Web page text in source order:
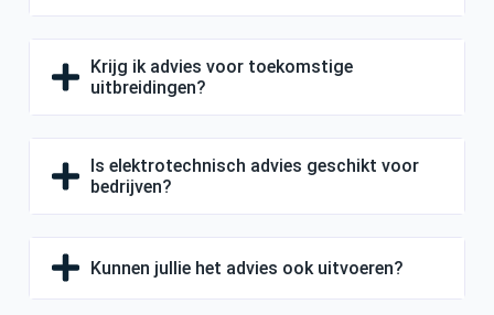
Krijg ik advies voor toekomstige
uitbreidingen?
Is elektrotechnisch advies geschikt voor
bedrijven?
Kunnen jullie het advies ook uitvoeren?